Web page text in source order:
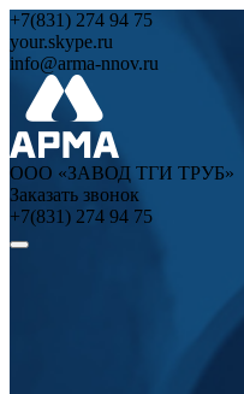
+7(831) 274 94 75
your.skype.ru
info@arma-nnov.ru
ООО «ЗАВОД ТГИ ТРУБ»
Заказать звонок
+7(831) 274 94 75